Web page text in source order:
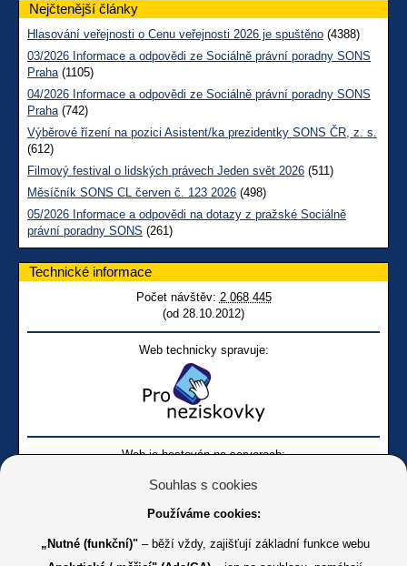
Nejčtenější články
Hlasování veřejnosti o Cenu veřejnosti 2026 je spuštěno (4388)
03/2026 Informace a odpovědi ze Sociálně právní poradny SONS
Praha(1105)
04/2026 Informace a odpovědi ze Sociálně právní poradny SONS
Praha(742)
Výběrové řízení na pozici Asistent/ka prezidentky SONS ČR, z. s.
(612)
Filmový festival o lidských právech Jeden svět 2026 (511)
Měsíčník SONS CL červen č. 123 2026 (498)
05/2026 Informace a odpovědi na dotazy z pražské Sociálně
právní poradny SONS (261)
Technické informace
Počet návštěv: 2 068 445
(od 28.10.2012)
Web technicky spravuje:
Web je hostován na serverech:
Souhlas s cookies
Používáme cookies:
„Nutné (funkční)" – běží vždy, zajišťují základní funkce webu